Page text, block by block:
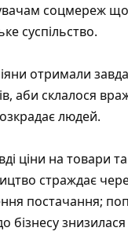
соцмереж
суспільство.
отримали
аби склалося
людей.
ціни на товари
страждає
постачання;
бізнесу